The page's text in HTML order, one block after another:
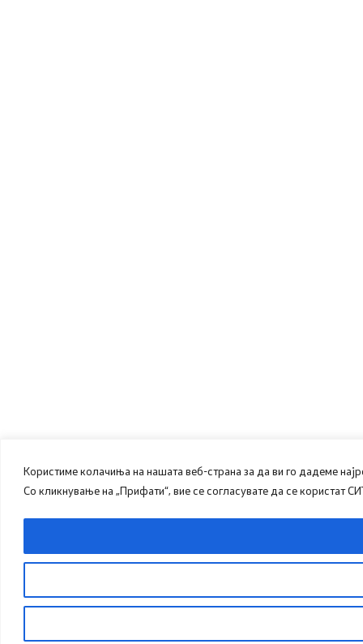
Користиме колачиња на нашата веб-страна за да ви го дадеме
Со кликнување на „Прифати“, вие се согласувате да се користат